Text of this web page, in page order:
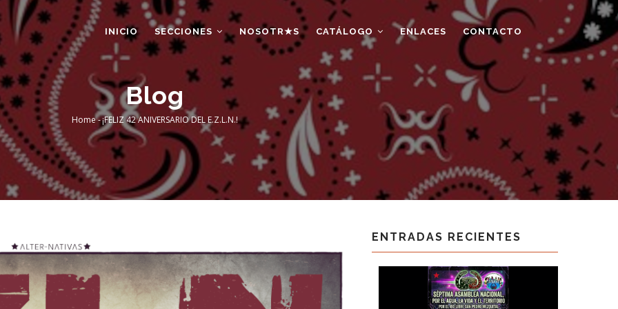
INICIO SECCIONES NOSOTR★S CATÁLOGO ENLACES CONTACTO
Blog
Breadcrumb
Home-¡FELIZ 42 ANIVERSARIO DEL E.Z.L.N.!
ENTRADAS RECIENTES